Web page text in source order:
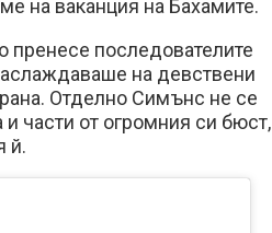
на ваканция на Бахамите.
пренесе последователите
на девствени
Отделно Симънс не се
части от огромния си бюст,
й.